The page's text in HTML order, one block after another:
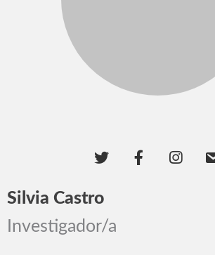
Silvia Castro
Investigador/a